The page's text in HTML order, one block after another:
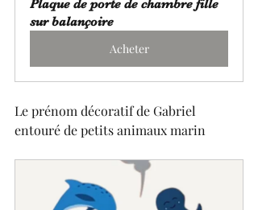
Plaque de porte de chambre fille
sur balançoire
Acheter
Le prénom décoratif de Gabriel
entouré de petits animaux marin